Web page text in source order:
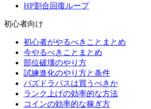
HP割合回復ループ
初心者向け
初心者がやるべきことまとめ
今やるべきことまとめ
部位破壊のやり方
試練進化のやり方と条件
パズドラパスは買うべきか
ランク上げの効率的な方法
コインの効率的な稼ぎ方